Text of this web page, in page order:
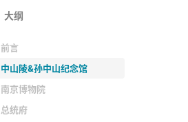
大纲
前言
中山陵&孙中山纪念馆
南京博物院
总统府